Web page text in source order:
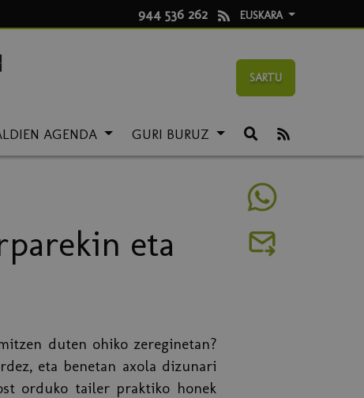
944 536 262 EUSKARA
SARTU
AGENDA GURI BURUZ
eta
duten ohiko zereginetan?
eta benetan axola dizunari
orduko tailer praktiko honek